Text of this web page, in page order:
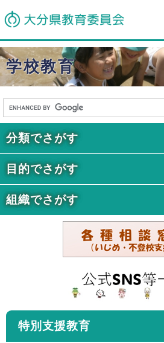
学校教育
特別支援教育
分類でさがす
目的でさがす
組織でさがす